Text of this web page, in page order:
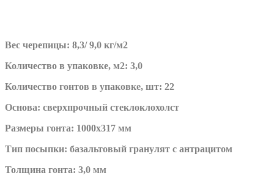
Вес черепицы: 8,3/ 9,0 кг/м2
Количество в упаковке, м2: 3,0
Количество гонтов в упаковке, шт: 22
Основа: сверхпрочный стеклоклохолст
Размеры гонта: 1000х317 мм
Тип посыпки: базальтовый гранулят с антрацитом
Толщина гонта: 3,0 мм